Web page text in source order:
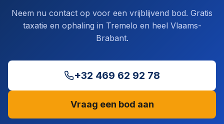
Neem nu contact op voor een vrijblijvend bod. Gratis
taxatie en ophaling in Tremelo en heel Vlaams-
Brabant.
+32 469 62 92 78
Vraag een bod aan